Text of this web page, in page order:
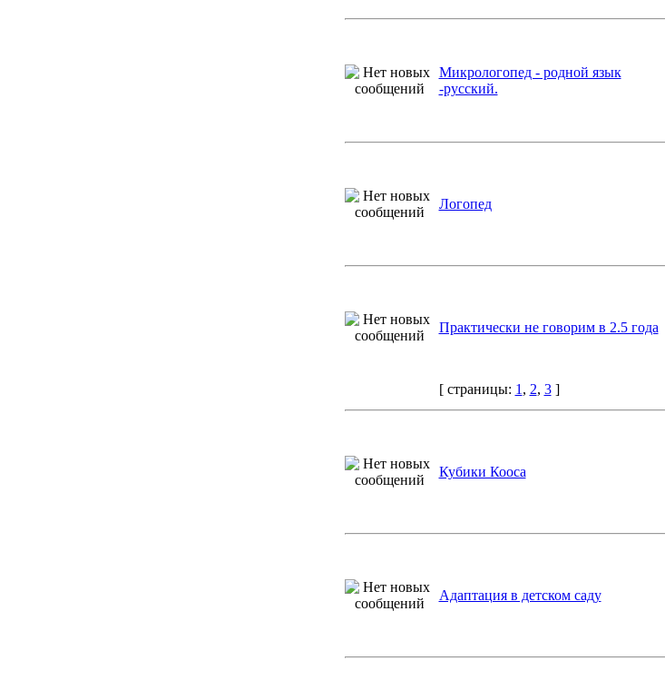
Микрологопед - родной язык
-русский.
Логопед
Практически не говорим в 2.5 года
[ страницы: 1 , 2, 3]
Кубики Кооса
Адаптация в детском саду